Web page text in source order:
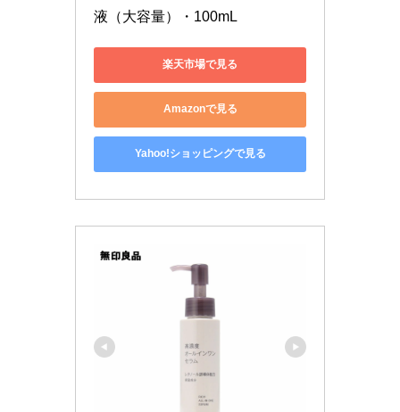
液（大容量）・100mL
楽天市場で見る
Amazonで見る
Yahoo!ショッピングで見る